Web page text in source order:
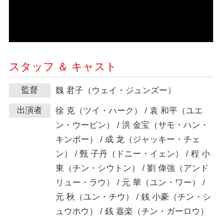
スタッフ ＆ キャスト
監督 魏 君子（ウェイ・ジュンズー）
出演者
徐 克（ツイ・ハーク） / 袁 和平（ユエ
ン・ウーピン） / 洪 金宝（サモ・ハン・
キンポー） / 成 龙（ジャッキー・チェ
ン） / 甄 子丹（ドニー・イェン） / 程 小
東（チン・シウトン） / 劉 偉強（アンド
リュー・ラウ） / 元 華（ユン・ワー） /
元 秋（ユン・チウ） / 銭 小豪（チン・シ
ュウホウ） / 銭 嘉楽（チン・ガーロウ）